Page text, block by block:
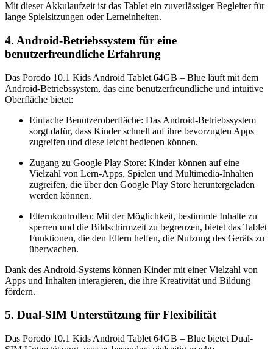
Mit dieser Akkulaufzeit ist das Tablet ein zuverlässiger Begleiter für
lange Spielsitzungen oder Lerneinheiten.
4. Android-Betriebssystem für eine
benutzerfreundliche Erfahrung
Das Porodo 10.1 Kids Android Tablet 64GB – Blue läuft mit dem
Android-Betriebssystem, das eine benutzerfreundliche und intuitive
Oberfläche bietet:
Einfache Benutzeroberfläche: Das Android-Betriebssystem
sorgt dafür, dass Kinder schnell auf ihre bevorzugten Apps
zugreifen und diese leicht bedienen können.
Zugang zu Google Play Store: Kinder können auf eine
Vielzahl von Lern-Apps, Spielen und Multimedia-Inhalten
zugreifen, die über den Google Play Store heruntergeladen
werden können.
Elternkontrollen: Mit der Möglichkeit, bestimmte Inhalte zu
sperren und die Bildschirmzeit zu begrenzen, bietet das Tablet
Funktionen, die den Eltern helfen, die Nutzung des Geräts zu
überwachen.
Dank des Android-Systems können Kinder mit einer Vielzahl von
Apps und Inhalten interagieren, die ihre Kreativität und Bildung
fördern.
5. Dual-SIM Unterstützung für Flexibilität
Das Porodo 10.1 Kids Android Tablet 64GB – Blue bietet Dual-